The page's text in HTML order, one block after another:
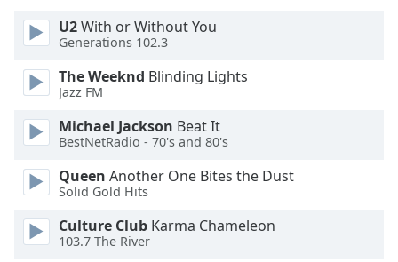
Caption
Background
Color
Opacity
Font
Size
U2With or Without You
Generations 102.3
The Weeknd Blinding Lights
Jazz FM
Michael Jackson Beat It
BestNetRadio - 70's and 80's
Queen Another One Bites the Dust
Solid Gold Hits
Culture Club Karma Chameleon
103.7 The River